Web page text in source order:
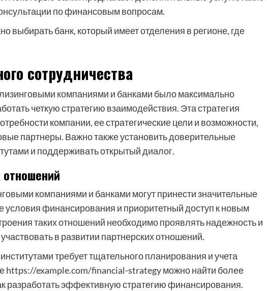
по финансовым вопросам.
выбирать банк, который имеет отделения в регионе, где
сотрудничества
компаниями и банками было максимально
четкую стратегию взаимодействия. Эта стратегия
компании, ее стратегические цели и возможности,
партнеры. Важно также установить доверительные
и поддерживать открытый диалог.
компаниями и банками могут принести значительные
финансирования и приоритетный доступ к новым
таких отношений необходимо проявлять надежность и
в развитии партнерских отношений.
требует тщательного планирования и учета
https://example.com/financial-strategy можно найти более
разработать эффективную стратегию финансирования.